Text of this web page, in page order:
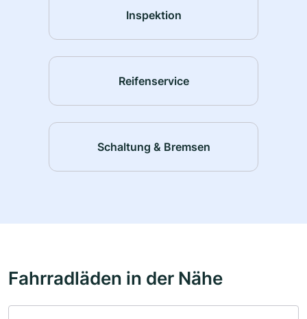
Inspektion
Reifenservice
Schaltung & Bremsen
Fahrradläden in der Nähe